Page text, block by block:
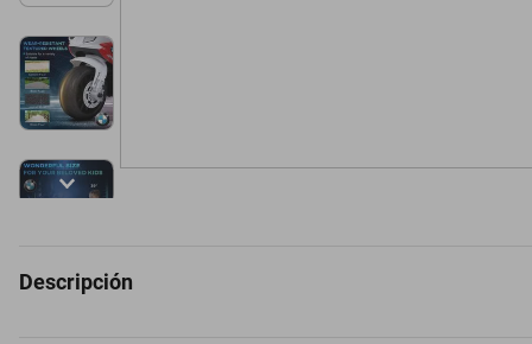
Descripción